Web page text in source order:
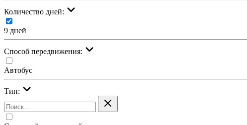
Количество дней:
9 дней
Cпособ передвижения:
Автобус
Тип: